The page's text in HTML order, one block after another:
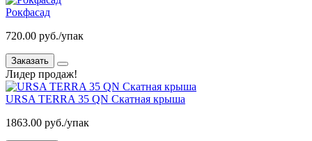
Рокфасад
720.00 руб./упак
Заказать
Лидер продаж!
URSA TERRA 35 QN Скатная крыша
1863.00 руб./упак